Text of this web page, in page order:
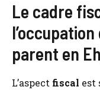
Le cadre
parent en
L’aspect fiscal est